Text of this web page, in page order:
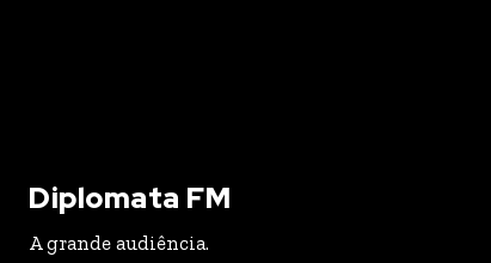
Diplomata FM
A grande audiência.